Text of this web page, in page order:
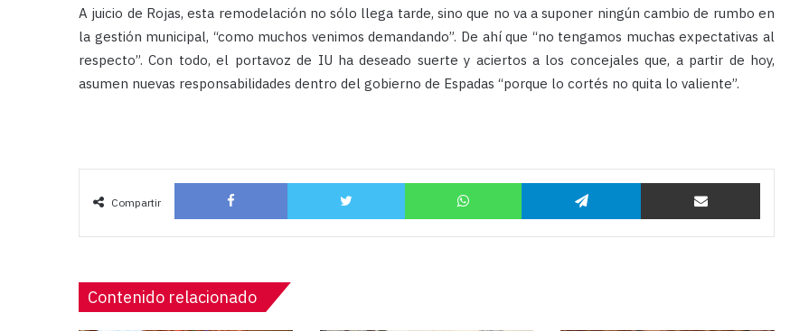
A juicio de Rojas, esta remodelación no sólo llega tarde, sino que no va a suponer ningún cambio de rumbo en
la gestión municipal, “como muchos venimos demandando”. De ahí que “no tengamos muchas expectativas al
respecto”. Con todo, el portavoz de IU ha deseado suerte y aciertos a los concejales que, a partir de hoy,
asumen nuevas responsabilidades dentro del gobierno de Espadas “porque lo cortés no quita lo valiente”.
Compartir
Facebook Twitter WhatsApp Telegram Compartir por correo
Contenido relacionado